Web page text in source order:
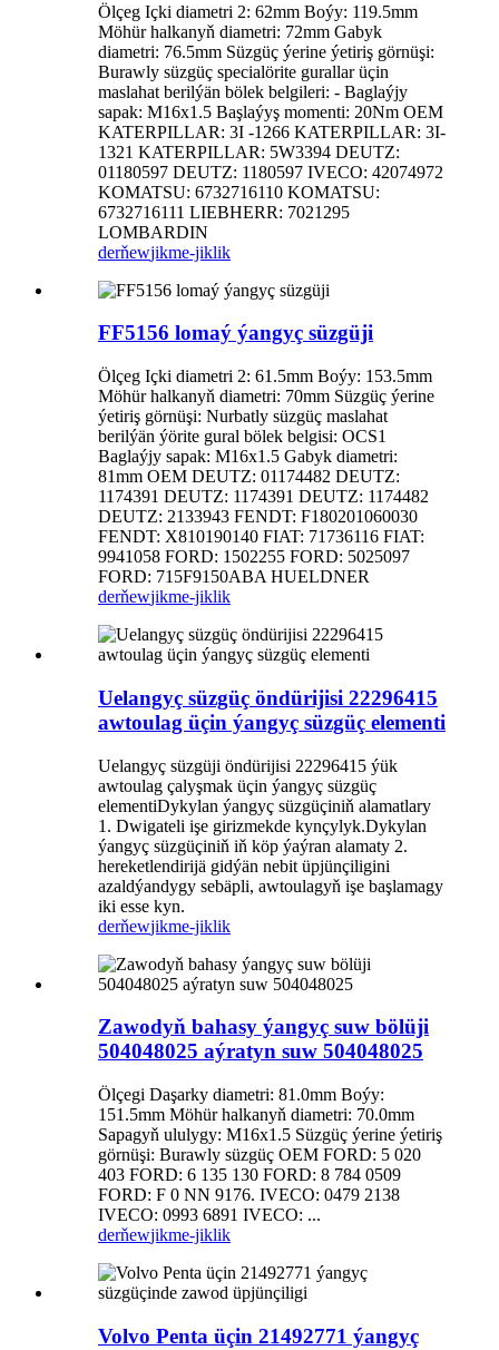
Ölçeg Içki diametri 2: 62mm Boýy: 119.5mm
Möhür halkanyň diametri: 72mm Gabyk
diametri: 76.5mm Süzgüç ýerine ýetiriş görnüşi:
Burawly süzgüç specialörite gurallar üçin
maslahat berilýän bölek belgileri: - Baglaýjy
sapak: M16x1.5 Başlaýyş momenti: 20Nm OEM
KATERPILLAR: 3I -1266 KATERPILLAR: 3I-
1321 KATERPILLAR: 5W3394 DEUTZ:
01180597 DEUTZ: 1180597 IVECO: 42074972
KOMATSU: 6732716110 KOMATSU:
6732716111 LIEBHERR: 7021295
LOMBARDIN
derňewjikme-jiklik
FF5156 lomaý ýangyç süzgüji
Ölçeg Içki diametri 2: 61.5mm Boýy: 153.5mm
Möhür halkanyň diametri: 70mm Süzgüç ýerine
ýetiriş görnüşi: Nurbatly süzgüç maslahat
berilýän ýörite gural bölek belgisi: OCS1
Baglaýjy sapak: M16x1.5 Gabyk diametri:
81mm OEM DEUTZ: 01174482 DEUTZ:
1174391 DEUTZ: 1174391 DEUTZ: 1174482
DEUTZ: 2133943 FENDT: F180201060030
FENDT: X810190140 FIAT: 71736116 FIAT:
9941058 FORD: 1502255 FORD: 5025097
FORD: 715F9150ABA HUELDNER
derňewjikme-jiklik
Uelangyç süzgüç öndürijisi 22296415
awtoulag üçin ýangyç süzgüç elementi
Uelangyç süzgüji öndürijisi 22296415 ýük
awtoulag çalyşmak üçin ýangyç süzgüç
elementiDykylan ýangyç süzgüçiniň alamatlary
1. Dwigateli işe girizmekde kynçylyk.Dykylan
ýangyç süzgüçiniň iň köp ýaýran alamaty 2.
hereketlendirijä gidýän nebit üpjünçiligini
azaldýandygy sebäpli, awtoulagyň işe başlamagy
iki esse kyn.
derňewjikme-jiklik
Zawodyň bahasy ýangyç suw bölüji
504048025 aýratyn suw 504048025
Ölçegi Daşarky diametri: 81.0mm Boýy:
151.5mm Möhür halkanyň diametri: 70.0mm
Sapagyň ululygy: M16x1.5 Süzgüç ýerine ýetiriş
görnüşi: Burawly süzgüç OEM FORD: 5 020
403 FORD: 6 135 130 FORD: 8 784 0509
FORD: F 0 NN 9176. IVECO: 0479 2138
IVECO: 0993 6891 IVECO: ...
derňewjikme-jiklik
Volvo Penta üçin 21492771 ýangyç